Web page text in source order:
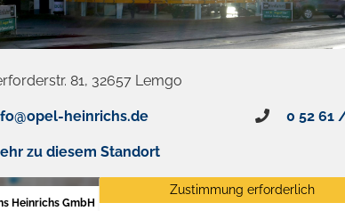
81, 32657 Lemgo
heinrichs.de 0 52 61
zu diesem Standort
Heinrichs GmbH
Zustimmung erforderlich